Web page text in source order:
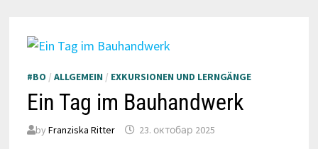
#BO / ALLGEMEIN / EXKURSIONEN UND LERNGÄNGE
Ein Tag im Bauhandwerk
by Franziska Ritter 23. октобар 2025